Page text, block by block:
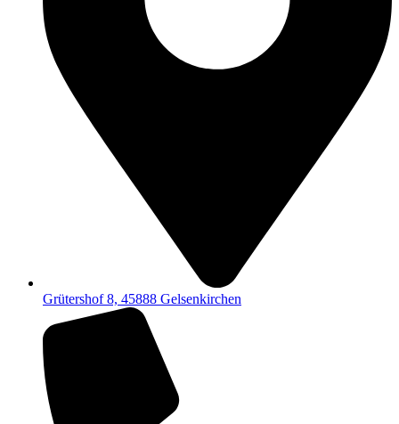
Grütershof 8, 45888 Gelsenkirchen